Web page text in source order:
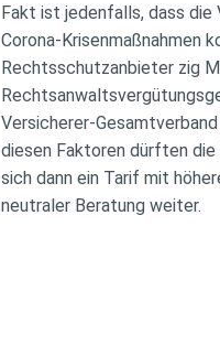
Fakt ist jedenfalls, dass die
Corona-Krisenmaßnahmen
Rechtsschutzanbieter zig
Versicherer-
diesen Faktoren dürften
sich dann ein Tarif mit
neutraler Beratung weiter.